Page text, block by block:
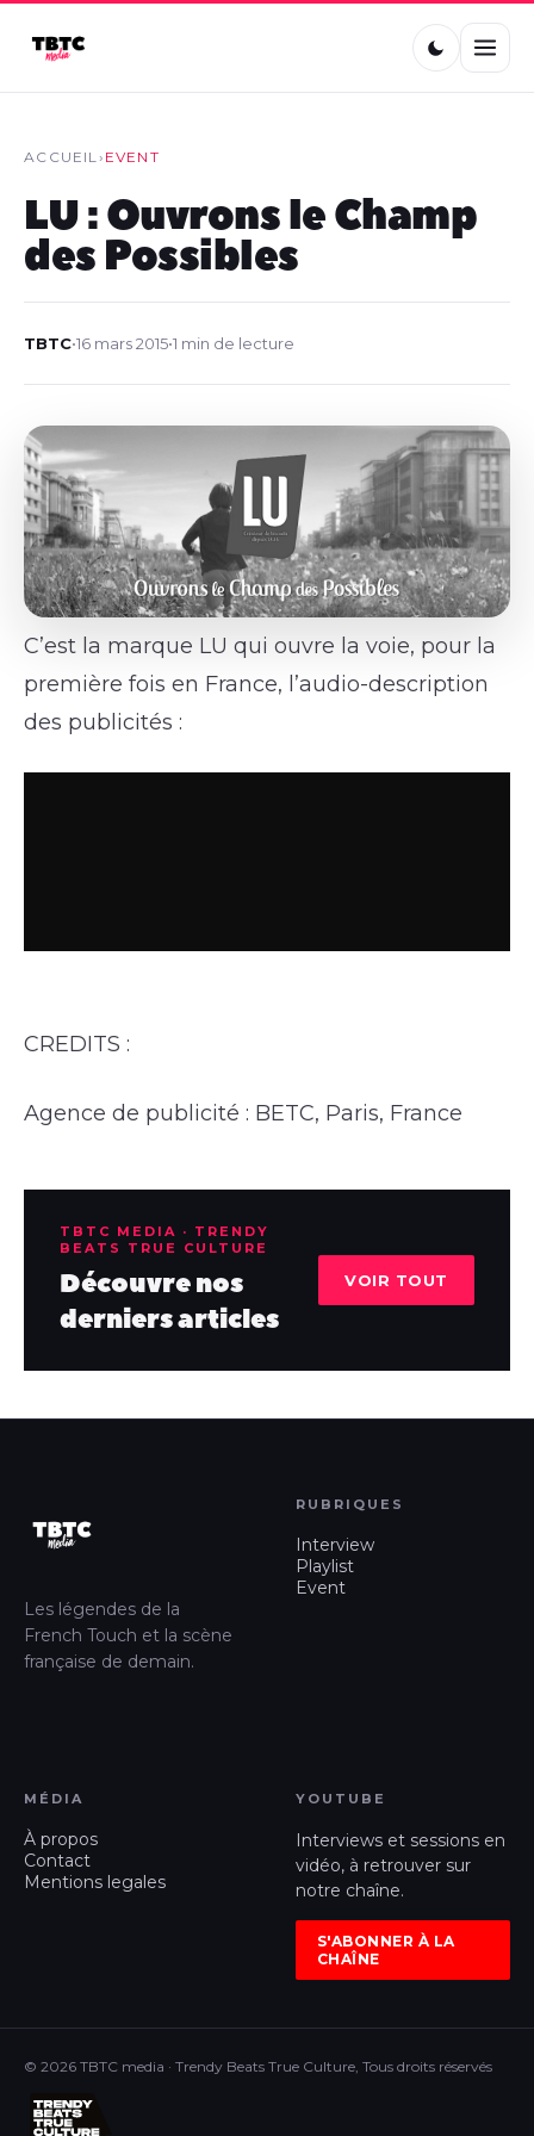
ACCUEIL› EVENT
LU : Ouvrons le Champ
des Possibles
TBTC•16 mars 2015•1 min de lecture
C’est la marque LU qui ouvre la voie, pour la
première fois en France, l’audio-description
des publicités :
CREDITS :
Agence de publicité : BETC, Paris, France
TBTC MEDIA · TRENDY
BEATS TRUE CULTURE
Découvre nos
derniers articles
VOIR TOUT
Les légendes de la
French Touch et la scène
française de demain.
RUBRIQUES
Interview
Playlist
Event
MÉDIA
À propos
Contact
Mentions legales
YOUTUBE
Interviews et sessions en
vidéo, à retrouver sur
notre chaîne.
S'ABONNER À LA
CHAÎNE
© 2026 TBTC media · Trendy Beats True Culture, Tous droits réservés